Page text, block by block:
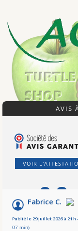
AVIS
VOIR
9.6/10
Basé sur 78
Fabrice C.
Publié le 29 juillet 2026 à 21 h
07 min)